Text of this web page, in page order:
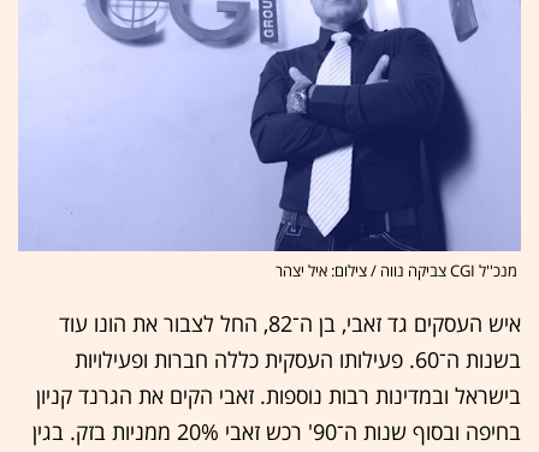
מנכ''ל CGI צביקה נווה / צילום: איל יצהר
איש העסקים גד זאבי, בן ה־82, החל לצבור את הונו עוד
בשנות ה־60. פעילותו העסקית כללה חברות ופעילויות
בישראל ובמדינות רבות נוספות. זאבי הקים את הגרנד קניון
בחיפה ובסוף שנות ה־90' רכש זאבי 20% ממניות בזק. בגין